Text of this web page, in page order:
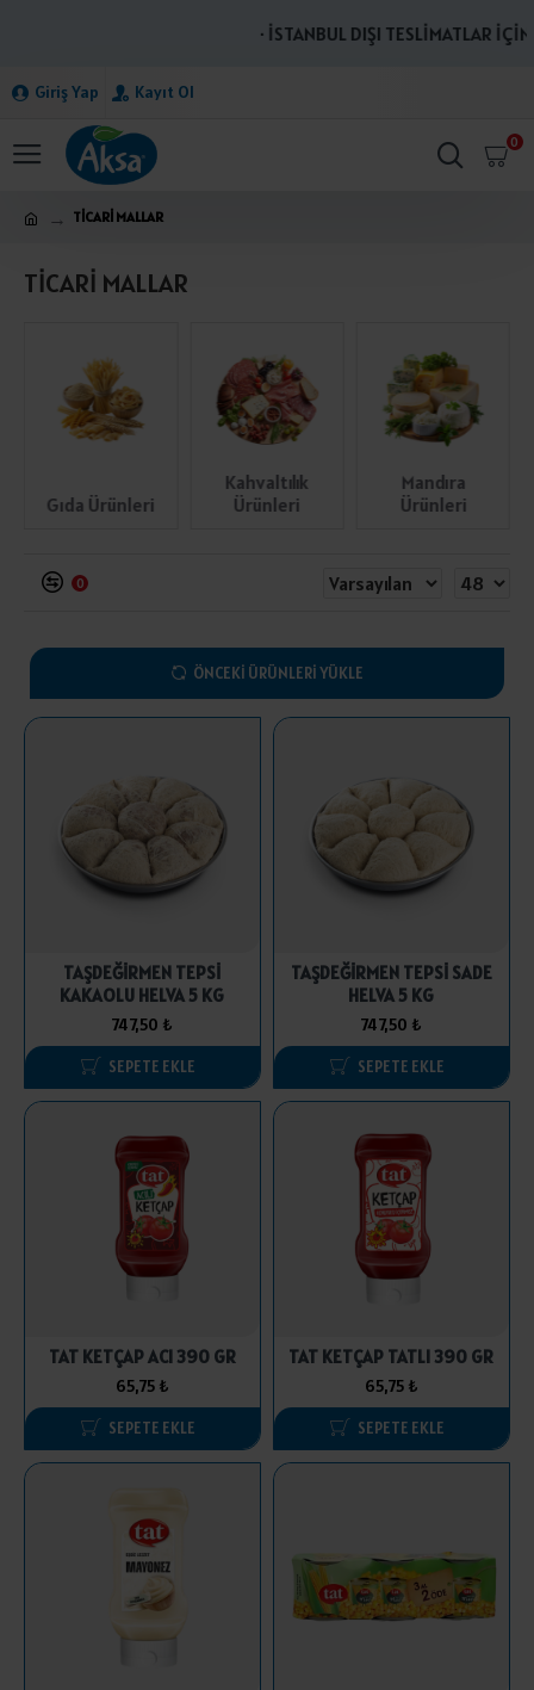
· İSTANBUL DIŞI TESLİMATLAR İÇİN
Giriş Yap Kayıt Ol
0
TİCARİ MALLAR
TİCARİ MALLAR
Et Şarküteri Gıda Ürünleri
Kahvaltılık
Ürünleri
0
ÖNCEKI ÜRÜNLERI YÜKLE
TAŞDEĞİRMEN TEPSİ
KAKAOLU HELVA 5 KG
747,50 ₺
SEPETE EKLE
TAŞDEĞİRMEN TEPSİ SADE
HELVA 5 KG
747,50 ₺
SEPETE EKLE
TAT KETÇAP ACI 390 GR
65,75 ₺
SEPETE EKLE
TAT KETÇAP TATLI 390 GR
65,75 ₺
SEPETE EKLE